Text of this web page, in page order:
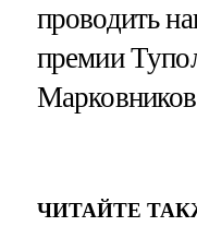
проводить
премии
ЧИТАЙТЕ